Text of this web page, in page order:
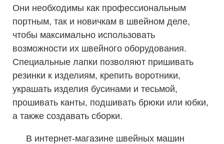
Они необходимы как профессиональным
портным, так и новичкам в швейном деле,
чтобы максимально использовать
возможности их швейного оборудования.
Специальные лапки позволяют пришивать
резинки к изделиям, крепить воротники,
украшать изделия бусинами и тесьмой,
прошивать канты, подшивать брюки или юбки,
а также создавать сборки.
В интернет-магазине швейных машин